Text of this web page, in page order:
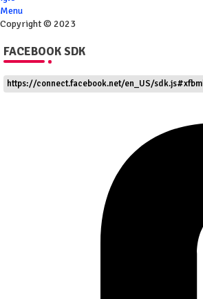
Menu
Copyright © 2023
FACEBOOK SDK
https://connect.facebook.net/en_US/